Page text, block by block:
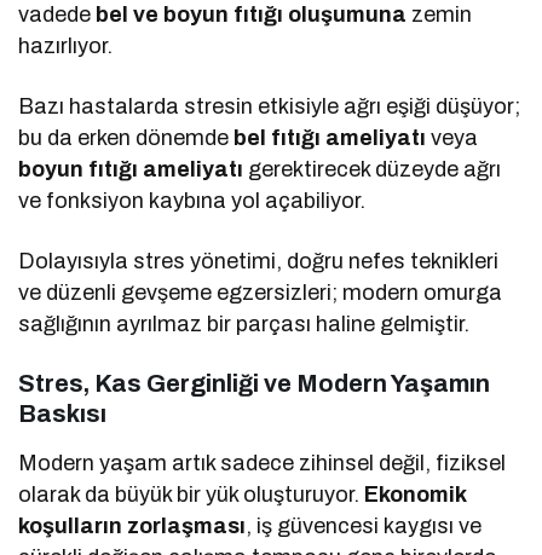
vadede bel ve boyun fıtığı oluşumuna zemin
hazırlıyor.
Bazı hastalarda stresin etkisiyle ağrı eşiği düşüyor;
bu da erken dönemde bel fıtığı ameliyatı veya
boyun fıtığı ameliyatı gerektirecek düzeyde ağrı
ve fonksiyon kaybına yol açabiliyor.
Dolayısıyla stres yönetimi, doğru nefes teknikleri
ve düzenli gevşeme egzersizleri; modern omurga
sağlığının ayrılmaz bir parçası haline gelmiştir.
Stres, Kas Gerginliği ve Modern Yaşamın
Baskısı
Modern yaşam artık sadece zihinsel değil, fiziksel
olarak da büyük bir yük oluşturuyor. Ekonomik
koşulların zorlaşması, iş güvencesi kaygısı ve